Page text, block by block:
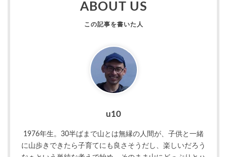
ABOUT US
u10
1976年生。30半ばまで山とは無縁の人間が、子供と一緒
に山歩きできたら子育てにも良さそうだし、楽しいだろう